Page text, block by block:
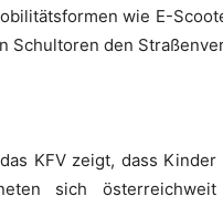
wie E-
Schultoren den
KFV zeigt, dass Kinder
sich